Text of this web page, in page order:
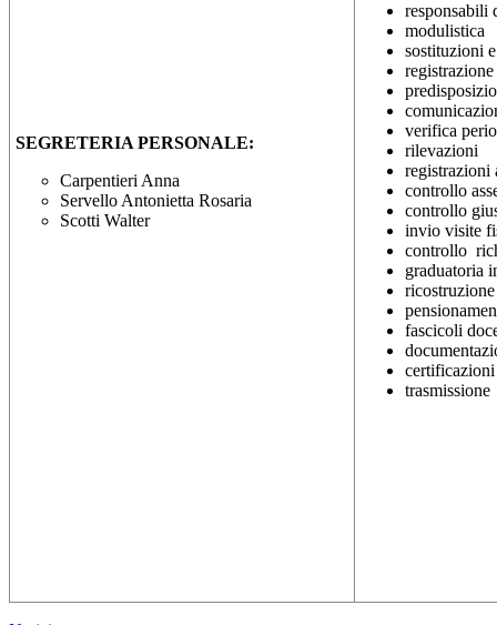
SEGRETERIA PERSONALE:
Carpentieri Anna
Servello Antonietta Rosaria
Scotti Walter
responsabili
modulistica
sostituzioni
verifica
rilevazioni
registrazioni
controllo
controllo
invio visite
controllo
graduatoria
fascicoli
certificazioni
trasmissione